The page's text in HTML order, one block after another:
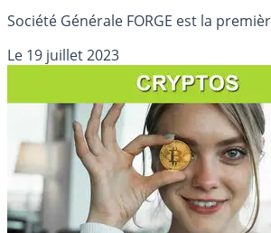
Société Générale FORGE est la
Le 19 juillet 2023